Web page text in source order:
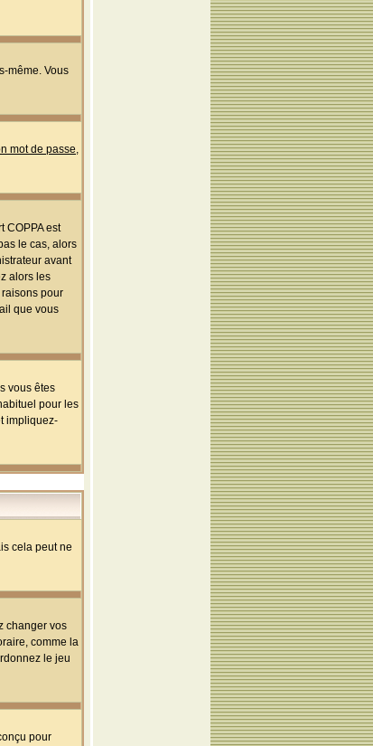
même. Vous
mot de passe,
COPPA est
le cas, alors
avant
alors les
pour
que vous
vous êtes
pour les
impliquez-
cela peut ne
changer vos
comme la
le jeu
pour